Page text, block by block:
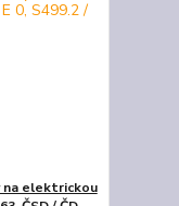
na elektrickou